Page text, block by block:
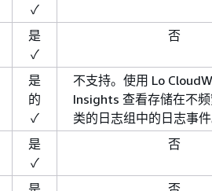
✓
是
✓
否
是
的
✓
不支持。使用 Lo
Insights 查看存储在不
类的日志组中的日志事件
是
✓
否